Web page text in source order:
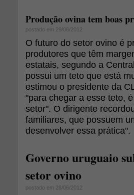
Produção ovina tem boas
postado em 29/06/2012
O futuro do setor ovino é
produtores que têm
estatais, segundo a
possui um teto que está
estimou o presidente da
"para chegar a esse teto,
setor". O dirigente
familiares, que possuem
desenvolver essa prática".
Governo uruguaio
setor ovino
postado em 28/06/2012